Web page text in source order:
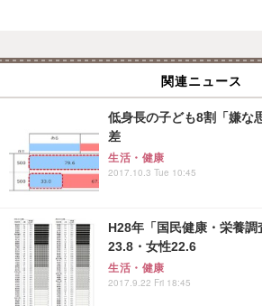
関連ニュース
低身長の子ども8割「嫌な
差
生活・健康
2017.10.3 Tue 10:45
H28年「国民健康・栄養
23.8・女性22.6
生活・健康
2017.9.22 Fri 18:45